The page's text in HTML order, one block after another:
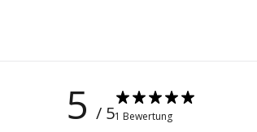
5 / 51 Bewertung